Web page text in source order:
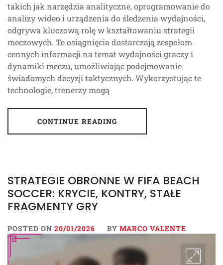
takich jak narzędzia analityczne, oprogramowanie do
analizy wideo i urządzenia do śledzenia wydajności,
odgrywa kluczową rolę w kształtowaniu strategii
meczowych. Te osiągnięcia dostarczają zespołom
cennych informacji na temat wydajności graczy i
dynamiki meczu, umożliwiając podejmowanie
świadomych decyzji taktycznych. Wykorzystując te
technologie, trenerzy mogą
CONTINUE READING
STRATEGIE OBRONNE W FIFA BEACH
SOCCER: KRYCIE, KONTRY, STAŁE
FRAGMENTY GRY
POSTED ON 20/01/2026 BY MARCO VALENTE